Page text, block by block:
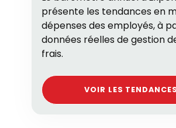
présente les tendances en
dépenses des employés, à
données réelles de gestion
frais.
VOIR LES TENDANCES